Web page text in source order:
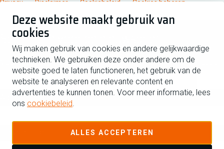
Deze website maakt gebruik van
cookies
Wij maken gebruik van cookies en andere gelijkwaardige
technieken. We gebruiken deze onder andere om de
website goed te laten functioneren, het gebruik van de
website te analyseren en relevante content en
advertenties te kunnen tonen. Voor meer informatie, lees
ons cookiebeleid.
ALLES ACCEPTEREN
Privacy Disclaimer Cookiebeleid Cookies beheren
Schrijf je in voor de nieuwsbrief
Voornaam
Achternaam